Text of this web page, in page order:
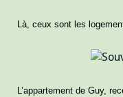
Là, ceux sont les
L’appartement de Guy,